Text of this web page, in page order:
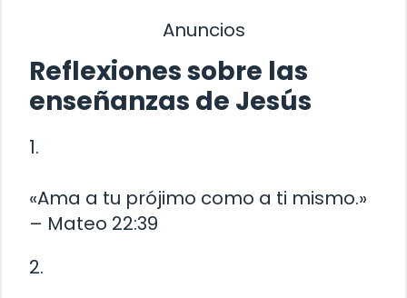
Anuncios
Reflexiones sobre las
enseñanzas de Jesús
1.
«Ama a tu prójimo como a ti mismo.»
– Mateo 22:39
2.